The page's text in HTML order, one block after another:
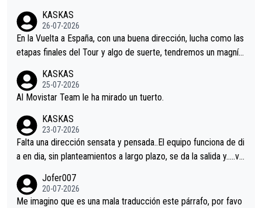
KASKAS
26-07-2026
En la Vuelta a España, con una buena dirección, lucha como las
etapas finales del Tour y algo de suerte, tendremos un magnífi
KASKAS
25-07-2026
Al Movistar Team le ha mirado un tuerto.
KASKAS
23-07-2026
Falta una dirección sensata y pensada..El equipo funciona de di
a en dia, sin planteamientos a largo plazo, se da la salida y…..ve
Minguez, Velez etc etc.Me da pena vivir estos momentos tan
tristes sin victorias.
Jofer007
20-07-2026
Me imagino que es una mala traducción este párrafo, por favo